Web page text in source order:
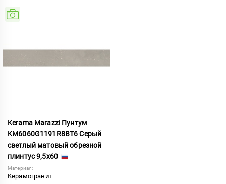
Kerama Marazzi Пунтум
KM6060G1191R8BT6 Серый
светлый матовый обрезной
плинтус 9,5x60
Материал:
Керамогранит